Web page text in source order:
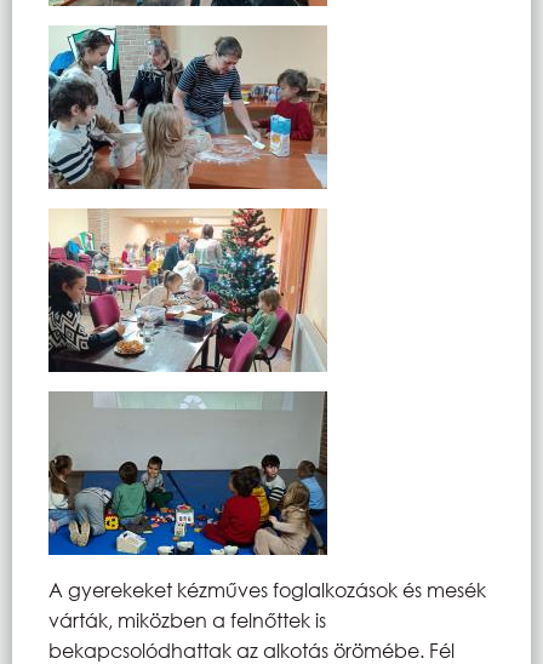
A gyerekeket kézműves foglalkozások és mesék
várták, miközben a felnőttek is
bekapcsolódhattak az alkotás örömébe. Fél